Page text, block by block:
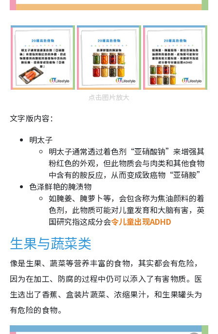
点击图片放大
文字版内容：
明太子
明太子通常透过着色剂“亚硝酸钠”来增强其
粉红色的外观，但此物质会与肉类和其他食物
中含有的胺反应，从而变成致癌物“亚硝胺”
色泽鲜艳的腌渍物
如腌姜、腌萝卜等，会包含称为焦油颜料的着
色剂，此物质可能对儿童发育和大脑有害，英
国研究指这成分会令儿童出现ADHD
生果与蔬菜类
像是生果、蔬菜等营养丰富的食物，其实都会有危险，
因为在加工、防腐的过程中仍可以添入了有害物质。医
生选出了香蕉、盒装片蔬菜、浓缩果汁，和生果罐头为
有危险的食物。